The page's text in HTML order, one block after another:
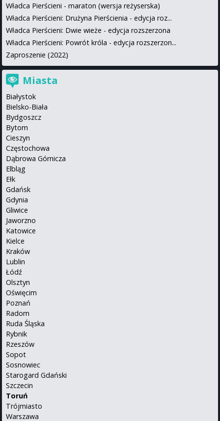
Władca Pierścieni - maraton (wersja reżyserska)
Władca Pierścieni: Drużyna Pierścienia - edycja roz...
Władca Pierścieni: Dwie wieże - edycja rozszerzona
Władca Pierścieni: Powrót króla - edycja rozszerzon...
Zaproszenie (2022)
Miasta
Białystok
Bielsko-Biała
Bydgoszcz
Bytom
Cieszyn
Częstochowa
Dąbrowa Górnicza
Elbląg
Ełk
Gdańsk
Gdynia
Gliwice
Jaworzno
Katowice
Kielce
Kraków
Lublin
Łódź
Olsztyn
Oświęcim
Poznań
Radom
Ruda Śląska
Rybnik
Rzeszów
Sopot
Sosnowiec
Starogard Gdański
Szczecin
Toruń
Trójmiasto
Warszawa